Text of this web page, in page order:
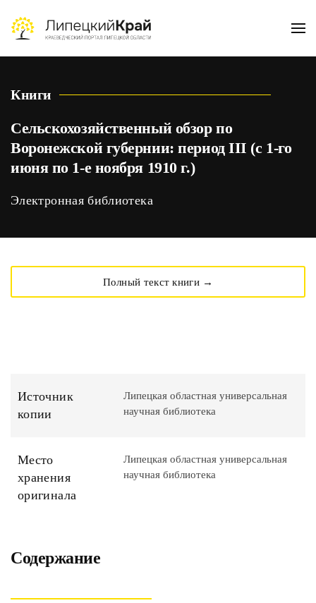
Skip to main content
Книги
Сельскохозяйственный обзор по
Воронежской губернии: период III (с 1-го
июня по 1-е ноября 1910 г.)
Электронная библиотека
Полный текст книги →
Источник
копии
Липецкая областная универсальная
научная библиотека
Место
хранения
оригинала
Липецкая областная универсальная
научная библиотека
Содержание